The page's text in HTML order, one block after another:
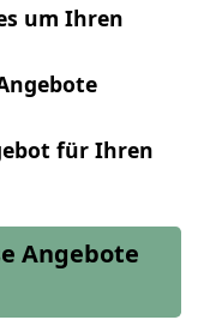
um Ihren
für Ihren
Angebote